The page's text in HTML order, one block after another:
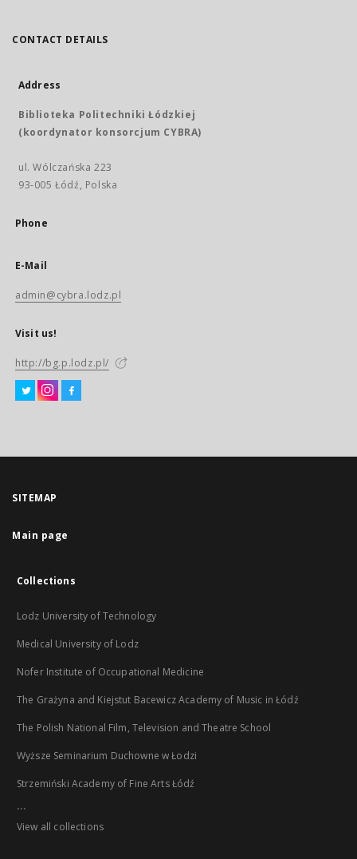
CONTACT DETAILS
Address
Biblioteka Politechniki Łódzkiej
(koordynator konsorcjum CYBRA)
ul. Wólczańska 223
93-005 Łódź, Polska
Phone
E-Mail
admin@cybra.lodz.pl
Visit us!
http://bg.p.lodz.pl/
SITEMAP
Main page
Collections
Lodz University of Technology
Medical University of Lodz
Nofer Institute of Occupational Medicine
The Grażyna and Kiejstut Bacewicz Academy of Music in Łódź
The Polish National Film, Television and Theatre School
Wyższe Seminarium Duchowne w Łodzi
Strzemiński Academy of Fine Arts Łódź
...
View all collections